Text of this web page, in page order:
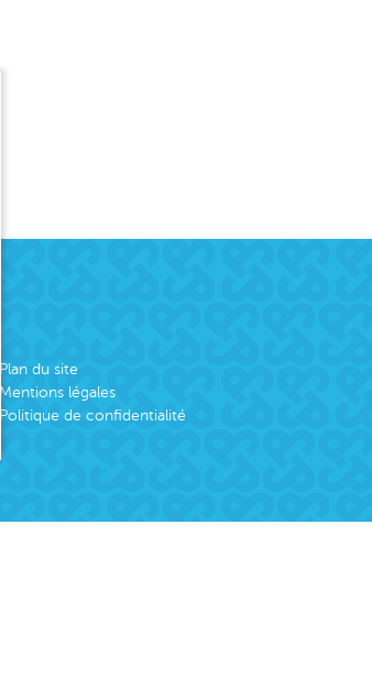
Plan du site
Mentions légales
Politique de confidentialité